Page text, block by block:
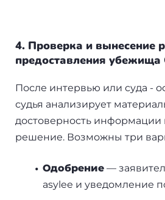
4. Проверка и вынесение
предоставления
После интервью или суда -
судья анализирует
достоверность
решение. Возможны три
Одобрение —
asylee и уведомление